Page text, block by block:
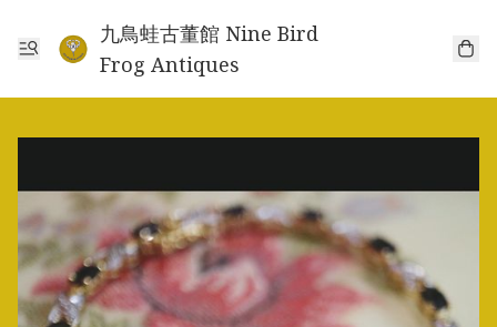
九鳥蛙古董館 Nine Bird
Frog Antiques